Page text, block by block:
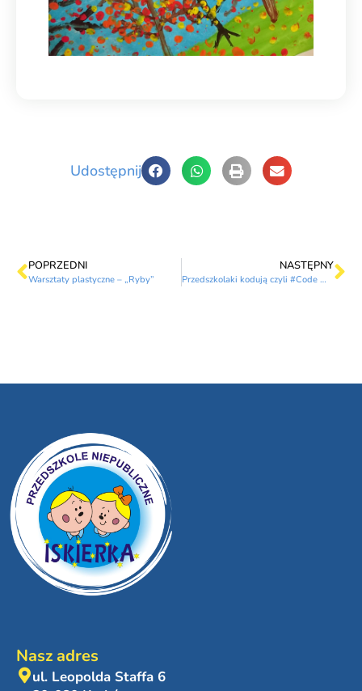
Udostępnij
POPRZEDNI
Warsztaty plastyczne – „Ryby”
NASTĘPNY
Przedszkolaki kodują czyli #Code Week 2020 w Iskierce!
Nasz adres
ul. Leopolda Staffa 6